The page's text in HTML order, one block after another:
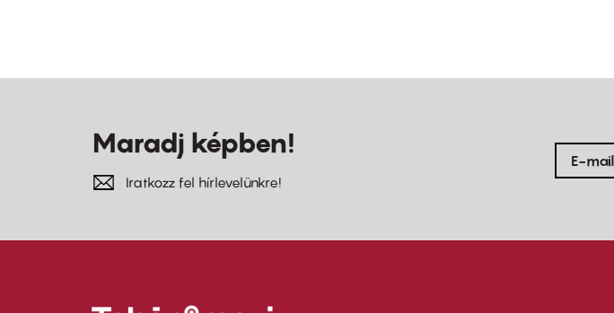
Maradj képben!
Iratkozz fel hírlevelünkre!